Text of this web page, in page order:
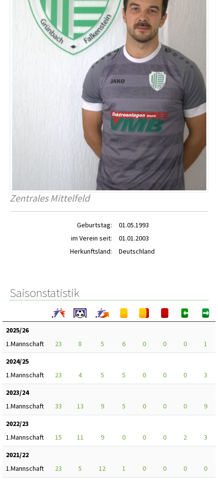
Zentrales Mittelfeld
Geburtstag:
01.05.1993
im Verein seit:
01.01.2003
Herkunftsland:
Deutschland
Saisonstatistik
2025/26
1.Mannschaft
23 8 5 6 0 0 0
1
2024/25
1.Mannschaft
23 4 5 5 0 0 0
3
2023/24
1.Mannschaft
33 13 9 5 0 0 0
9
2022/23
1.Mannschaft
15 11 9 0 0 0 2
3
2021/22
1.Mannschaft
23 5 12 1 0 0 0
0